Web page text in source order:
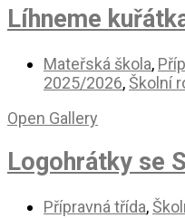
Líhneme
Mateřská škola,
2025/2026, Školní
Open Gallery
Logohrátky se
Přípravná třída,